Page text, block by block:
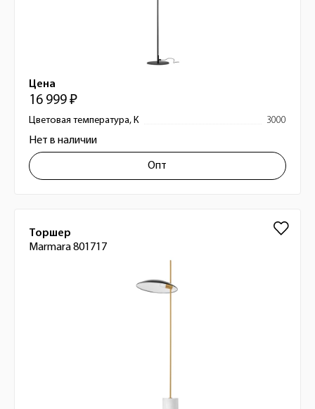
Цена
16 999 ₽
Цветовая температура, К 3000
Нет в наличии
Опт
Торшер
Marmara 801717